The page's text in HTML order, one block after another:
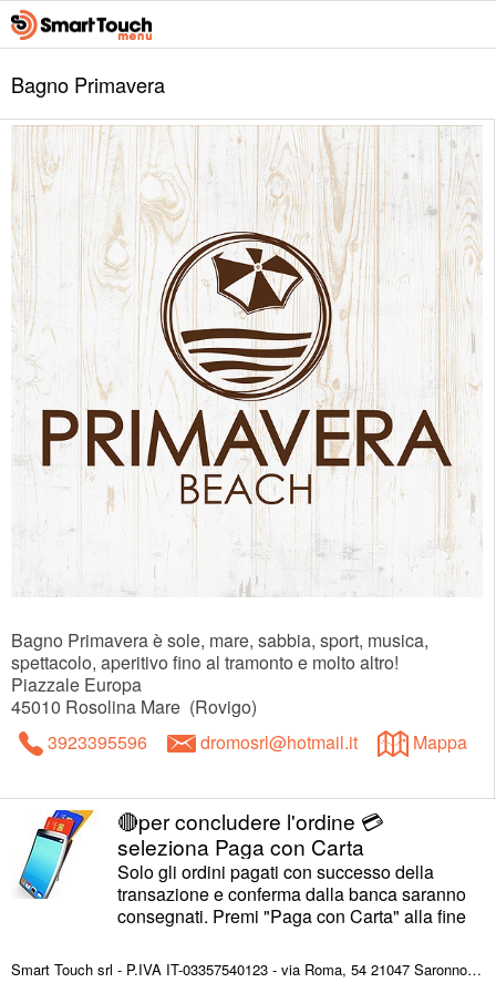
Bagno Primavera
Bagno Primavera è sole, mare, sabbia, sport, musica,
spettacolo, aperitivo fino al tramonto e molto altro!
Piazzale Europa
45010 Rosolina Mare (Rovigo)
3923395596
dromosrl@hotmail.it Mappa
🔴per concludere l'ordine 💳
seleziona Paga con Carta
Solo gli ordini pagati con successo della
transazione e conferma dalla banca saranno
consegnati. Premi "Paga con Carta" alla fine
AVVISO gli ordini devono essere
Smart Touch srl - P.IVA IT-03357540123 - via Roma, 54 21047 Saronno (VA) ITALY